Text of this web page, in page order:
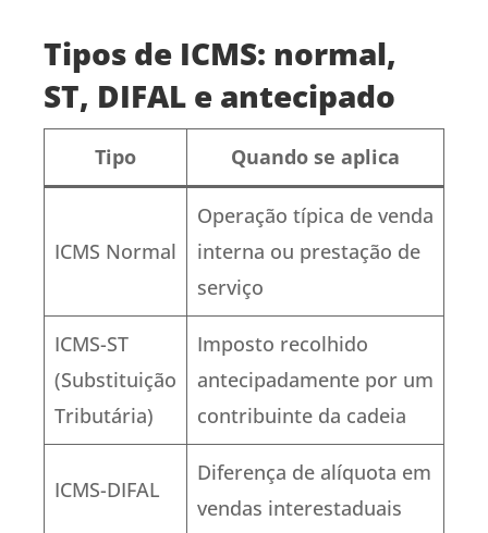
Tipos de ICMS: normal,
ST, DIFAL e antecipado
Tipo Quando se aplica
ICMS Normal
Operação típica de venda
interna ou prestação de
serviço
ICMS-ST
(Substituição
Tributária)
Imposto recolhido
antecipadamente por um
contribuinte da cadeia
ICMS-DIFAL
Diferença de alíquota em
vendas interestaduais